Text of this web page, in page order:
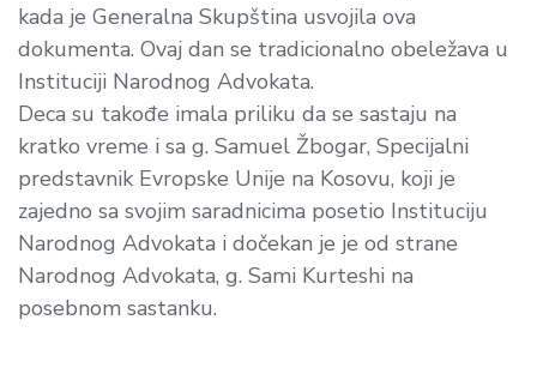
kada je Generalna Skupština usvojila ova
dokumenta. Ovaj dan se tradicionalno obeležava u
Instituciji Narodnog Advokata.
Deca su takođe imala priliku da se sastaju na
kratko vreme i sa g. Samuel Žbogar, Specijalni
predstavnik Evropske Unije na Kosovu, koji je
zajedno sa svojim saradnicima posetio Instituciju
Narodnog Advokata i dočekan je je od strane
Narodnog Advokata, g. Sami Kurteshi na
posebnom sastanku.